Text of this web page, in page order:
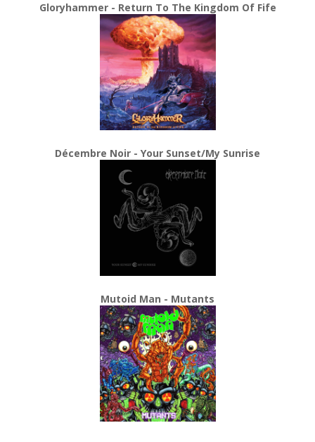
Gloryhammer - Return To The Kingdom Of Fife
Décembre Noir - Your Sunset/My Sunrise
Mutoid Man - Mutants